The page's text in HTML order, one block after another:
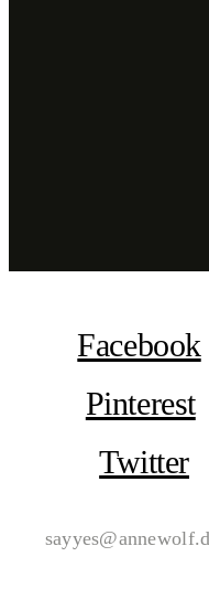
Facebook
Pinterest
Twitter